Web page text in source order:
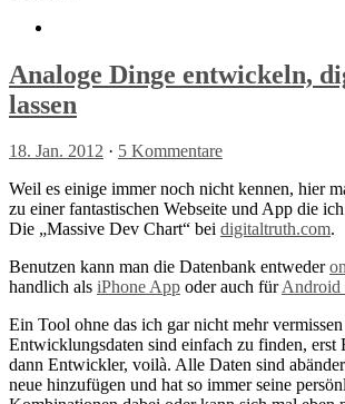
Analoge Dinge entwickeln,
lassen
18. Jan. 2012 · 5 Kommentare
Weil es einige immer noch nicht kennen, hier
zu einer fantastischen Webseite und App die
Die „Massive Dev Chart“ bei digitaltruth.com.
Benutzen kann man die Datenbank entweder
handlich als iPhone App oder auch fürAndroid
Ein Tool ohne das ich gar nicht mehr
Entwicklungsdaten sind einfach zu finden, erst
dann Entwickler, voilà. Alle Daten sind
neue hinzufügen und hat so immer seine